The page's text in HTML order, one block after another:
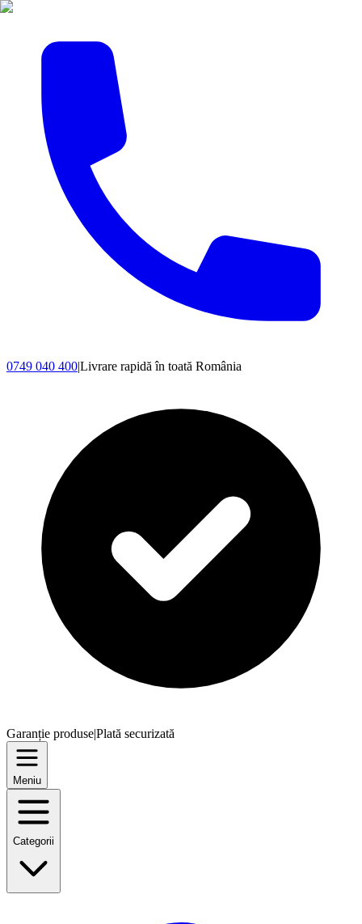
0749 040 400|Livrare rapidă în toată România
Garanție produse|Plată securizată
Meniu
Categorii